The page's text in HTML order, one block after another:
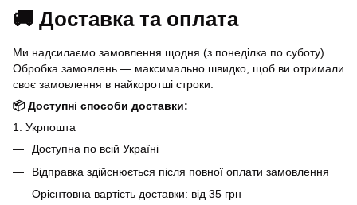
🚚 Доставка та оплата
Ми надсилаємо замовлення щодня (з понеділка по суботу).
Обробка замовлень — максимально швидко, щоб ви отримали
своє замовлення в найкоротші строки.
📦 Доступні способи доставки:
1. Укрпошта
Доступна по всій Україні
Відправка здійснюється після повної оплати замовлення
Орієнтовна вартість доставки: від 35 грн